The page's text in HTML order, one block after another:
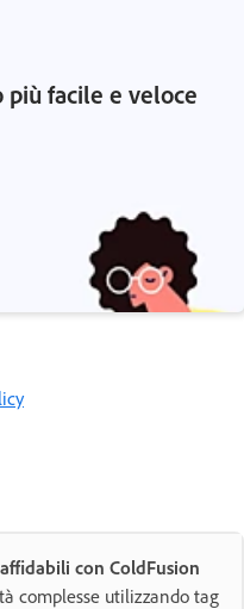
facile e veloce
con ColdFusion
complesse utilizzando tag